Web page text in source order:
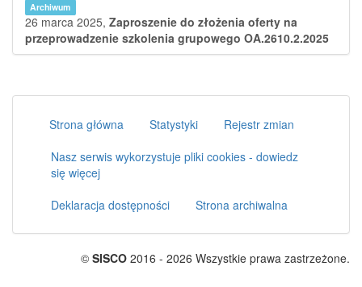
Archiwum
26 marca 2025, Zaproszenie do złożenia oferty na
przeprowadzenie szkolenia grupowego OA.2610.2.2025
Strona główna Statystyki
Rejestr zmian
Nasz serwis wykorzystuje pliki cookies - dowiedz
się więcej
Deklaracja dostępności
Strona archiwalna
© SISCO 2016 - 2026 Wszystkie prawa zastrzeżone.